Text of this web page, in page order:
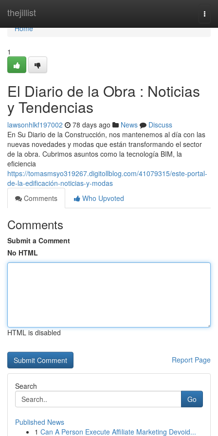
thejillist
Home
Home
1
El Diario de la Obra : Noticias
y Tendencias
lawsonhlkf197002 78 days ago News
Discuss
En Su Diario de la Construcción, nos mantenemos al día con las
nuevas novedades y modas que están transformando el sector
de la obra. Cubrimos asuntos como la tecnología BIM, la
eficiencia
https://tomasmsyo319267.digitollblog.com/41079315/este-portal-
de-la-edificación-noticias-y-modas
Comments
Who Upvoted
Comments
Submit a Comment
No HTML
HTML is disabled
Report Page
Search
Go
Published News
1 Can A Person Execute Affiliate Marketing Devoid...